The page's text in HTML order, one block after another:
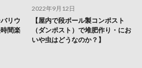
リウ
間楽
2022年9月12日
【屋内で段ボール製コンポスト
（ダンポスト）で堆肥作り・にお
いや虫はどうなのか？】